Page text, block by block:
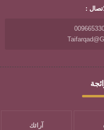
:
آرائك